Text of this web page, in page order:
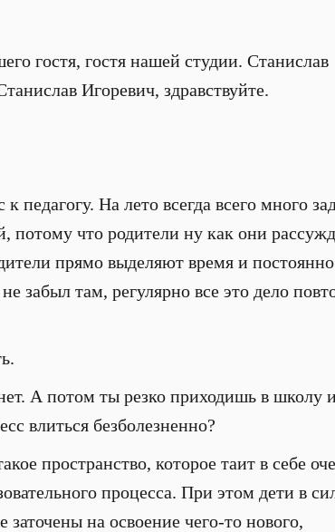
гостя, гостя нашей студии. Станислав
Игоревич, здравствуйте.
педагогу. На лето всегда всего много
потому что родители ну как они
прямо выделяют время и
забыл там, регулярно все это дело
А потом ты резко приходишь в школу
влиться безболезненно?
пространство, которое таит в себе
процесса. При этом дети в
заточены на освоение чего-то нового,